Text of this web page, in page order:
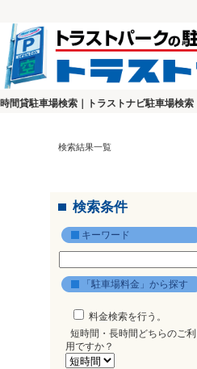
時間貸駐車場検索｜トラストナビ駐車場検索
検索結果一覧
検索条件
キーワード
「駐車場料金」から探す
料金検索を行う。
短時間・長時間どちらのご利
用ですか？